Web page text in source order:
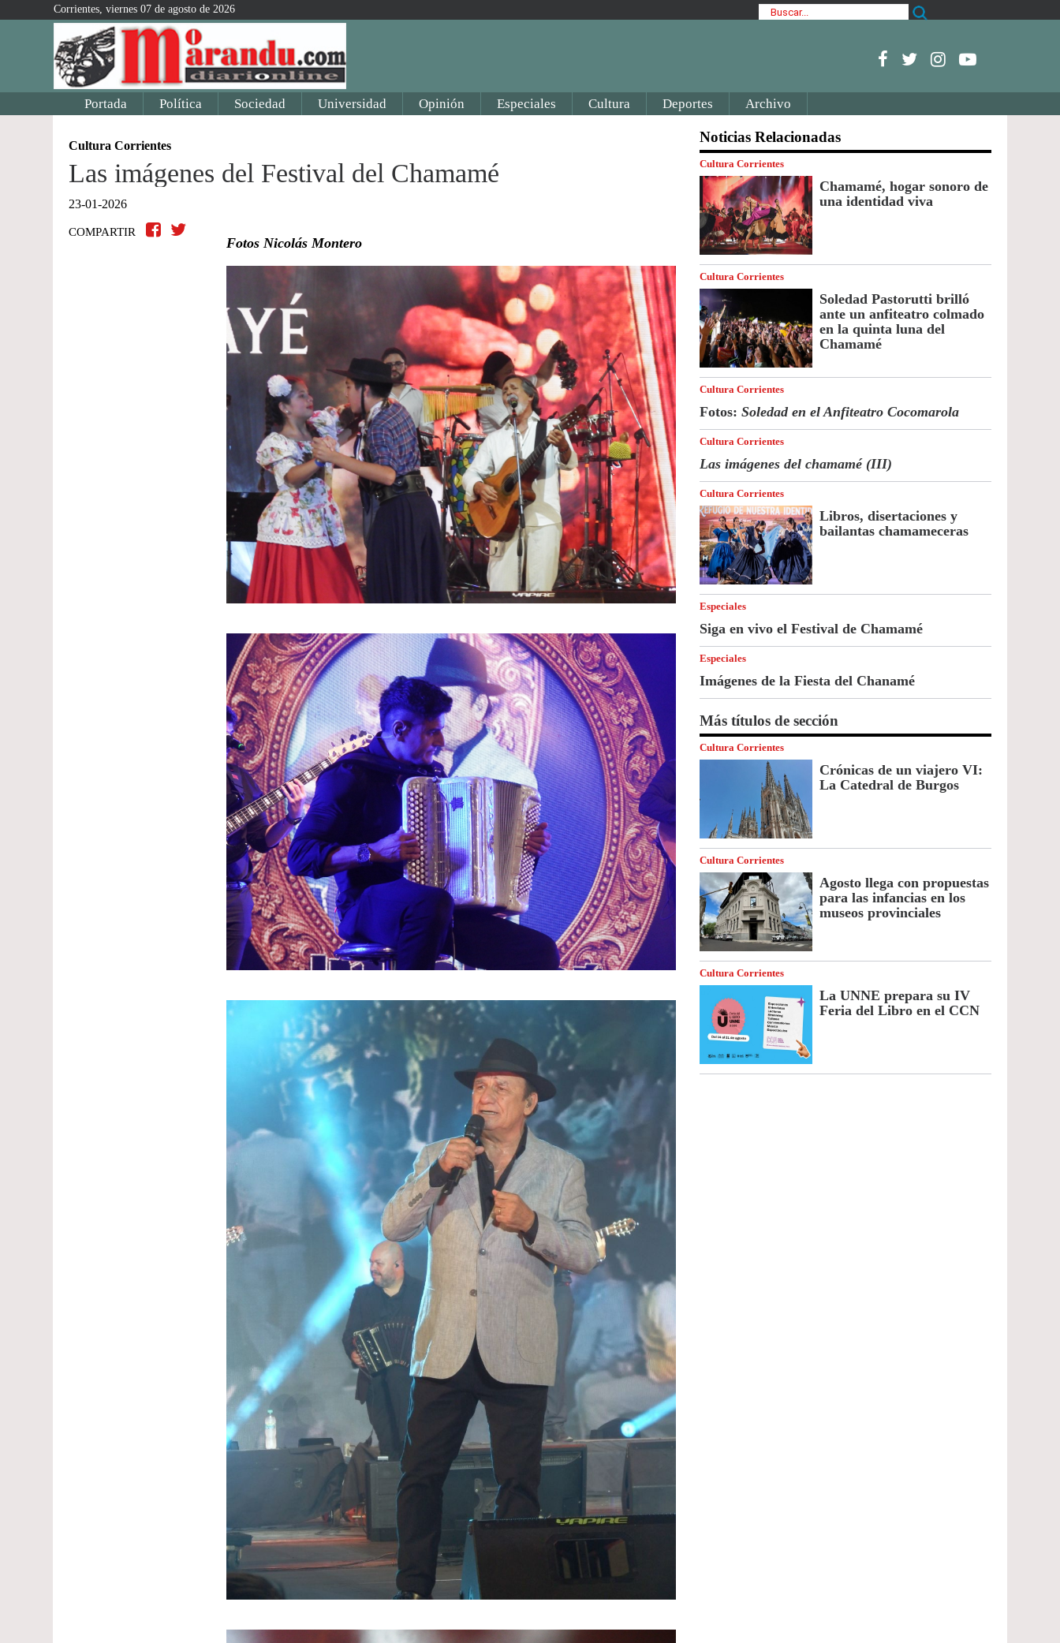
Corrientes, viernes 07 de agosto de 2026
Portada Política Sociedad Universidad Opinión Especiales Cultura Deportes Archivo
Cultura Corrientes
Las imágenes del Festival del Chamamé
23-01-2026
COMPARTIR
Fotos Nicolás Montero
Noticias Relacionadas
Cultura Corrientes
Chamamé, hogar sonoro de
una identidad viva
Cultura Corrientes
Soledad Pastorutti brilló
ante un anfiteatro colmado
en la quinta luna del
Chamamé
Cultura Corrientes
Fotos: Soledad en el Anfiteatro Cocomarola
Cultura Corrientes
Las imágenes del chamamé (III)
Cultura Corrientes
Libros, disertaciones y
bailantas chamameceras
Especiales
Siga en vivo el Festival de Chamamé
Especiales
Imágenes de la Fiesta del Chanamé
Más títulos de sección
Cultura Corrientes
Crónicas de un viajero VI:
La Catedral de Burgos
Cultura Corrientes
Agosto llega con propuestas
para las infancias en los
museos provinciales
Cultura Corrientes
La UNNE prepara su IV
Feria del Libro en el CCN